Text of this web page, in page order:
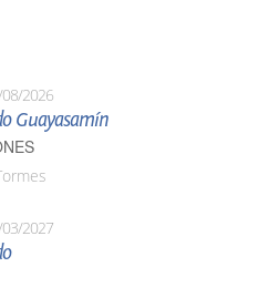
2026
Guayasamín
2027